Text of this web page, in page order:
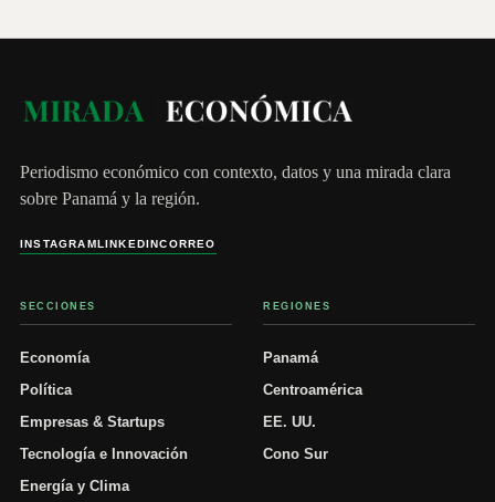
Periodismo económico con contexto, datos y una mirada clara
sobre Panamá y la región.
INSTAGRAMLINKEDINCORREO
SECCIONES
Economía
Política
Empresas & Startups
Tecnología e Innovación
Energía y Clima
REGIONES
Panamá
Centroamérica
EE. UU.
Cono Sur